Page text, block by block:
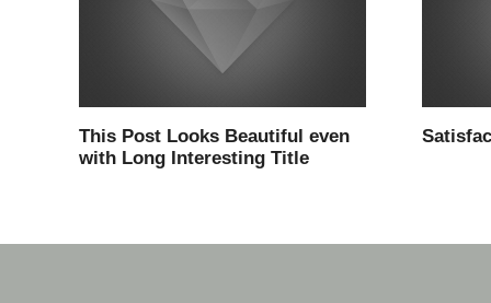
This Post Looks Beautiful even
with Long Interesting Title